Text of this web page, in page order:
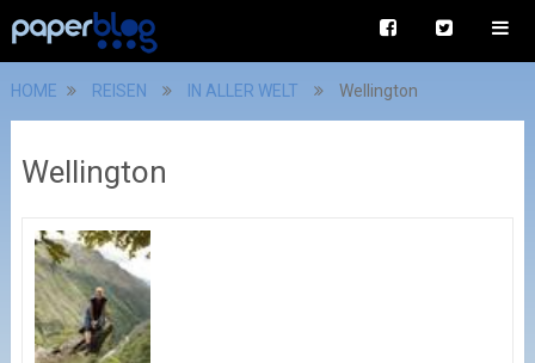
HOME REISEN IN ALLER WELT Wellington
Wellington